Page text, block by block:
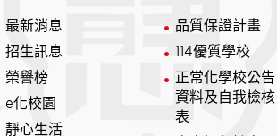
最新消息
招生訊息
榮譽榜
e化校園
靜心生活
品質保證計畫
114優質學校
正常化學校公告
資料及自我檢核
表